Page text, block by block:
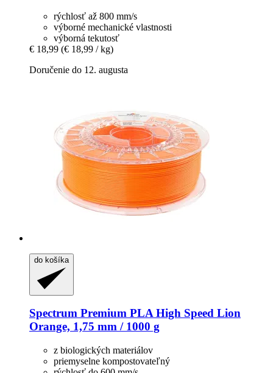
rýchlosť až 800 mm/s
výborné mechanické vlastnosti
výborná tekutosť
€ 18,99 (€ 18,99 / kg)
Doručenie do 12. augusta
do košíka
Spectrum Premium PLA High Speed Lion
Orange, 1,75 mm / 1000 g
z biologických materiálov
priemyselne kompostovateľný